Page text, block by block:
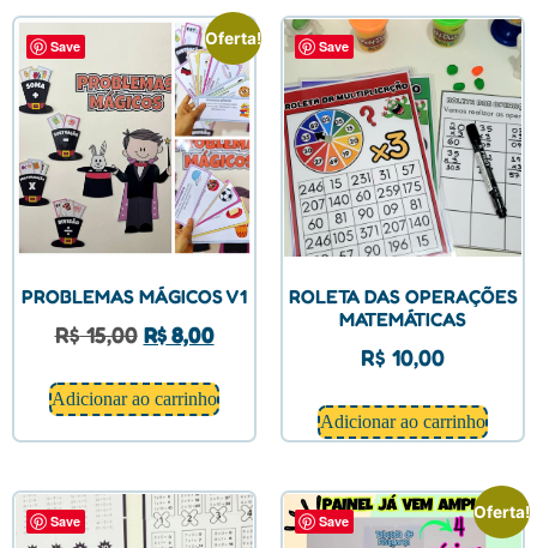
Save Oferta!
PROBLEMAS MÁGICOS V1
R$15,00 R$8,00
Adicionar ao carrinho
Save
ROLETA DAS OPERAÇÕES
MATEMÁTICAS
R$ 10,00
Adicionar ao carrinho
Save Save Oferta!